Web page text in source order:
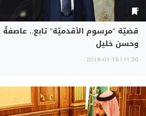
قضيّة "مرسوم الأقدميّة" تابع.. عاصفةٌ
وحسن خليل
11:30 | 2018-01-16